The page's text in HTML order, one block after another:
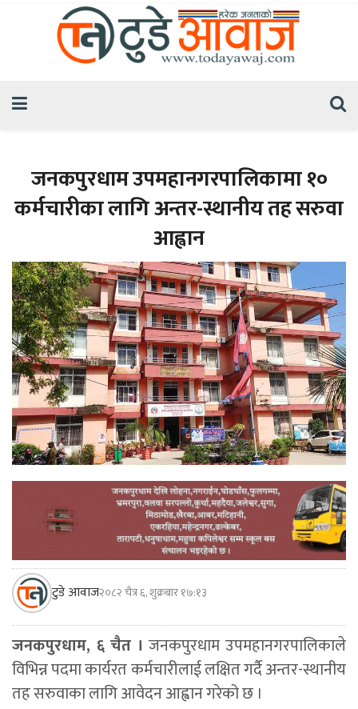
जनकपुरधाम उपमहानगरपालिकामा १०
कर्मचारीका लागि अन्तर-स्थानीय तह सरुवा
आह्वान
टुडे आवाज२०८२ चैत्र ६, शुक्रबार १७:१३
जनकपुरधाम, ६ चैत । जनकपुरधाम उपमहानगरपालिकाले
विभिन्न पदमा कार्यरत कर्मचारीलाई लक्षित गर्दै अन्तर-स्थानीय
तह सरुवाका लागि आवेदन आह्वान गरेको छ ।